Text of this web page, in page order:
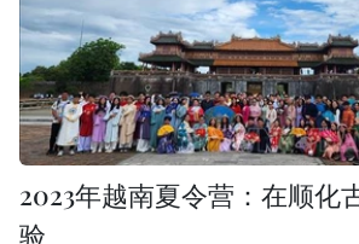
2023年越南夏令营：在顺化
验